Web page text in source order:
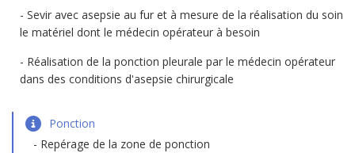
Sevir avec asepsie au fur et à mesure de la réalisation du soin
le matériel dont le médecin opérateur à besoin
Réalisation de la ponction pleurale par le médecin opérateur
dans des conditions d'asepsie chirurgicale
Ponction
Repérage de la zone de ponction